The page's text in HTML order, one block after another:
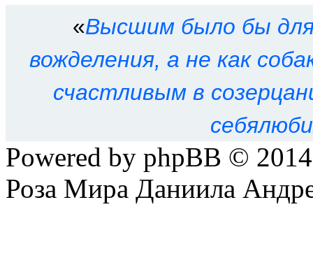
«Высшим было бы для
вожделения, а не как
счастливым в
Powered by phpBB ©
Роза Мира Даниила